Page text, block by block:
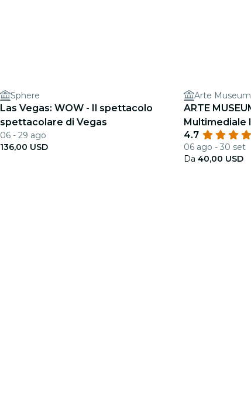
Sphere
Las Vegas: WOW - Il spettacolo
spettacolare di Vegas
06 - 29 ago
136,00 USD
Arte
ARTE
Multimediale
4.7
06 ago - 30 set
Da 40,00 USD